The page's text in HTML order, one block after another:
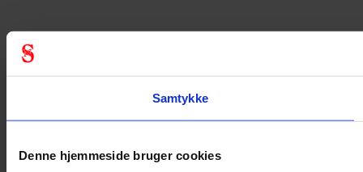
Samtykke
Denne hjemmeside bruger cookies